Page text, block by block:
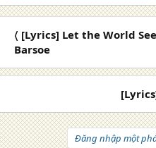
〈 [Lyrics] Let the World
Barsoe
Đăng nhập một